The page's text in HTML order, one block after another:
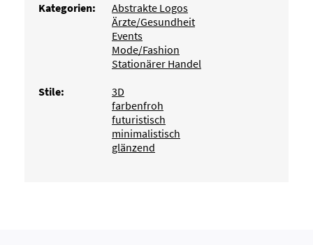
Kategorien:
Abstrakte Logos
Ärzte/Gesundheit
Events
Mode/Fashion
Stationärer Handel
Stile:
3D
farbenfroh
futuristisch
minimalistisch
glänzend